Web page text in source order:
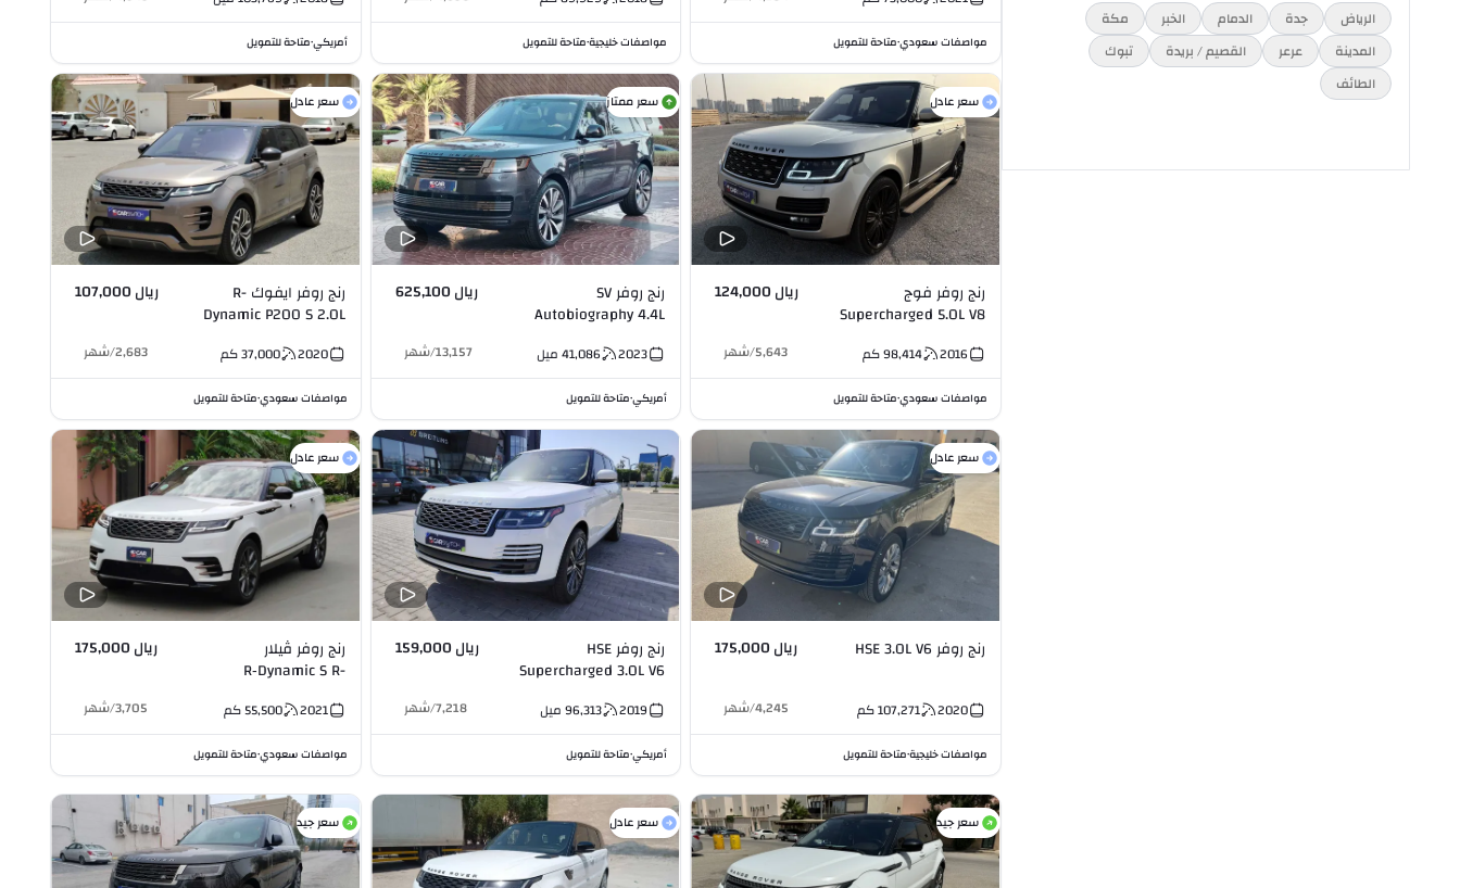
الرياض جدة الدمام الخبر
مكة
المدينة
عرعر القصيم / بريدة
تبوك
الطائف
مواصفات سعودي•متاحة للتمويل مواصفات خليجية•متاحة للتمويل أمريكي•متاحة للتمويل
سعر عادل
رنج روفر فوج
Supercharged 5.0L V8
ريال 124,000
2016
98,414كم 5,643
/شهر
مواصفات سعودي•متاحة للتمويل
سعر ممتاز
رنج روفر SV
Autobiography 4.4L
ريال 625,100
2023
41,086ميل 13,157
/شهر
أمريكي•متاحة للتمويل
سعر عادل
رنج روفر ايفوك R-
Dynamic P200 S 2.0L
ريال 107,000
2020
37,000كم 2,683
/شهر
مواصفات سعودي•متاحة للتمويل
سعر عادل
رنج روفر HSE 3.0L V6 ريال 175,000
2020
107,271كم 4,245
/شهر
مواصفات خليجية•متاحة للتمويل
رنج روفر HSE
Supercharged 3.0L V6
ريال 159,000
2019
96,313ميل 7,218
/شهر
أمريكي•متاحة للتمويل
سعر عادل
رنج روفر ڤيلار
R‑Dynamic S R-
ريال 175,000
2021
55,500كم 3,705
/شهر
مواصفات سعودي•متاحة للتمويل
سعر جيد سعر عادل سعر جيد